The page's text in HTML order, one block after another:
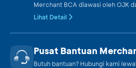
Merchant BCA diawasi oleh OJK
Lihat Detail
Pusat Bantuan
Butuh bantuan? Hubungi kami